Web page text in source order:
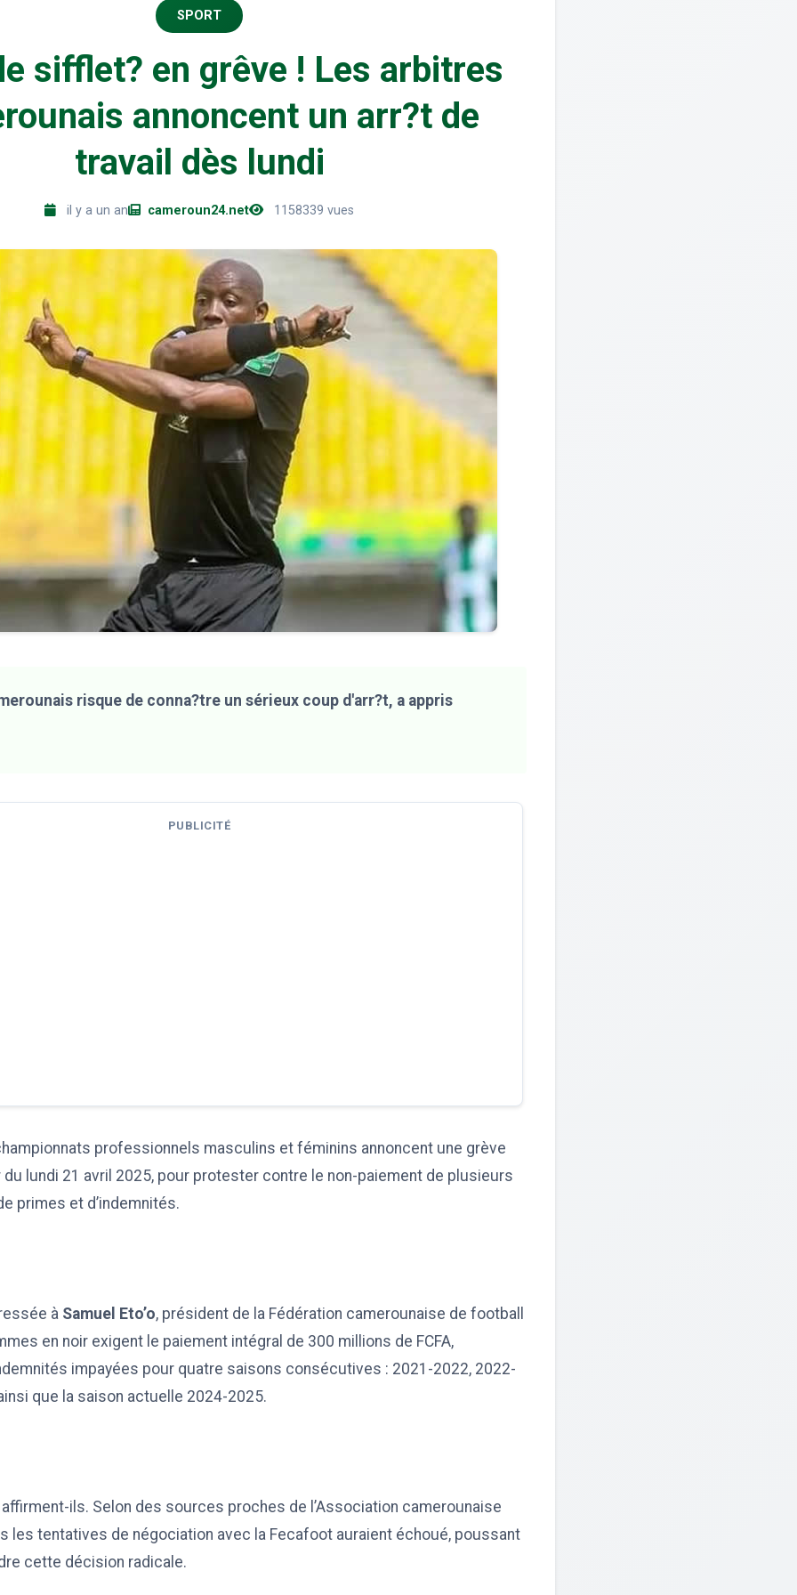
SPORT
sifflet? en grêve ! Les arbitres
annoncent un arr?t de
travail dès lundi
il y a un an cameroun24.net 1158339 vues
risque de conna?tre un sérieux coup d'arr?t, a appris
PUBLICITÉ
professionnels masculins et féminins annoncent une grève
lundi 21 avril 2025, pour protester contre le non-paiement de plusieurs
primes et d’indemnités.
à Samuel Eto’o, président de la Fédération camerounaise de football
en noir exigent le paiement intégral de 300 millions de FCFA,
impayées pour quatre saisons consécutives : 2021-2022, 2022-
que la saison actuelle 2024-2025.
affirment-ils. Selon des sources proches de l’Association camerounaise
les tentatives de négociation avec la Fecafoot auraient échoué, poussant
cette décision radicale.